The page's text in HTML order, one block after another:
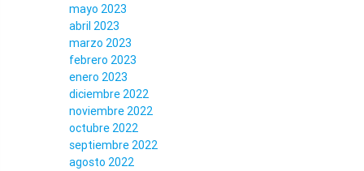
mayo 2023
abril 2023
marzo 2023
febrero 2023
enero 2023
diciembre 2022
noviembre 2022
octubre 2022
septiembre 2022
agosto 2022